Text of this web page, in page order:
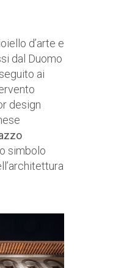
d’arte e
dal Duomo
ai
design
simbolo